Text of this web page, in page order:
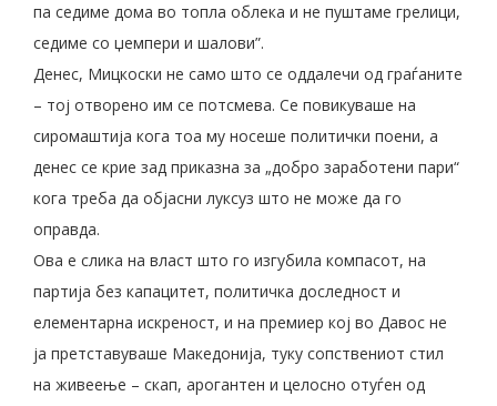
па седиме дома во топла облека и не пуштаме грелици,
седиме со џемпери и шалови”.
Денес, Мицкоски не само што се оддалечи од граѓаните
– тој отворено им се потсмева. Се повикуваше на
сиромаштија кога тоа му носеше политички поени, а
денес се крие зад приказна за „добро заработени пари“
кога треба да објасни луксуз што не може да го
оправда.
Ова е слика на власт што го изгубила компасот, на
партија без капацитет, политичка доследност и
елементарна искреност, и на премиер кој во Давос не
ја претставуваше Македонија, туку сопствениот стил
на живеење – скап, арогантен и целосно отуѓен од